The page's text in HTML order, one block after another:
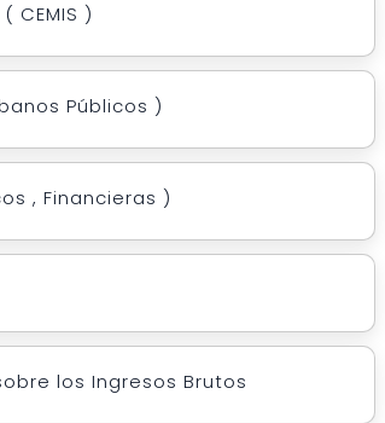
CEMIS )
Públicos )
, Financieras )
los Ingresos Brutos